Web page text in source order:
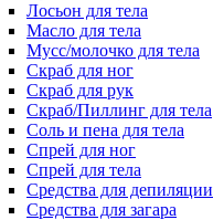
Лосьон для тела
Масло для тела
Мусс/молочко для тела
Скраб для ног
Скраб для рук
Скраб/Пиллинг для тела
Соль и пена для тела
Спрей для ног
Спрей для тела
Средства для депиляции
Средства для загара